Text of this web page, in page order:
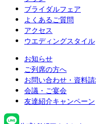
ブライダルフェア
よくあるご質問
アクセス
ウエディングスタイル
お知らせ
ご列席の方へ
お問い合わせ・資料
会議・ご宴会
友達紹介キャンペーン